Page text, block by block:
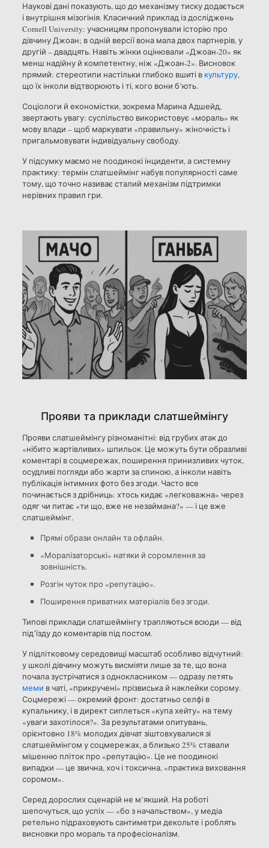
Наукові дані показують, що до механізму тиску додається
і внутрішня мізогінія. Класичний приклад із досліджень
Cornell University: учасницям пропонували історію про
дівчину Джоан; в одній версії вона мала двох партнерів, у
другій – двадцять. Навіть жінки оцінювали «Джоан-20» як
менш надійну й компетентну, ніж «Джоан-2». Висновок
прямий: стереотипи настільки глибоко вшиті в культуру,
що їх інколи відтворюють і ті, кого вони б’ють.
Соціологи й економістки, зокрема Марина Адшейд,
звертають увагу: суспільство використовує «мораль» як
мову влади – щоб маркувати «правильну» жіночність і
пригальмовувати індивідуальну свободу.
У підсумку маємо не поодинокі інциденти, а системну
практику: термін слатшеймінг набув популярності саме
тому, що точно називає сталий механізм підтримки
нерівних правил гри.
Прояви та приклади слатшеймінгу
Прояви слатшеймінгу різноманітні: від грубих атак до
«нібито жартівливих» шпильок. Це можуть бути образливі
коментарі в соцмережах, поширення принизливих чуток,
осудливі погляди або жарти за спиною, а інколи навіть
публікація інтимних фото без згоди. Часто все
починається з дрібниць: хтось кидає «легковажна» через
одяг чи питає «ти що, вже не незаймана?» — і це вже
слатшеймінг.
Прямі образи онлайн та офлайн.
«Моралізаторські» натяки й соромлення за
зовнішність.
Розгін чуток про «репутацію».
Поширення приватних матеріалів без згоди.
Типові приклади слатшеймінгу трапляються всюди — від
під’їзду до коментарів під постом.
У підлітковому середовищі масштаб особливо відчутний:
у школі дівчину можуть висміяти лише за те, що вона
почала зустрічатися з однокласником — одразу летять
меми в чаті, «прикручені» прізвиська й наклейки сорому.
Соцмережі — окремий фронт: достатньо селфі в
купальнику, і в директ сиплеться «купа хейту» на тему
«уваги захотілося?». За результатами опитувань,
орієнтовно 18% молодих дівчат зіштовхувалися зі
слатшеймінгом у соцмережах, а близько 25% ставали
мішенню пліток про «репутацію». Це не поодинокі
випадки — це звична, хоч і токсична, «практика виховання
соромом».
Серед дорослих сценарій не м’якший. На роботі
шепочуться, що успіх — «бо з начальством», у медіа
ретельно підраховують сантиметри декольте і роблять
висновки про мораль та професіоналізм.